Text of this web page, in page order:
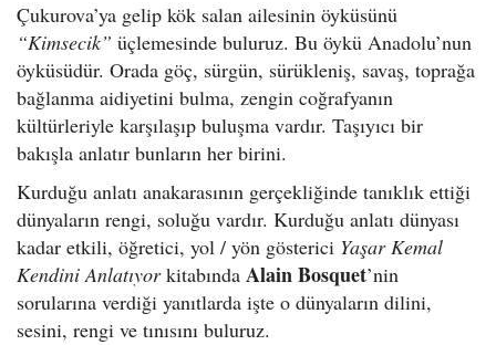
Çukurova’ya gelip kök salan ailesinin öyküsünü
“Kimsecik” üçlemesinde buluruz. Bu öykü Anadolu’nun
öyküsüdür. Orada göç, sürgün, sürükleniş, savaş, toprağa
bağlanma aidiyetini bulma, zengin coğrafyanın
kültürleriyle karşılaşıp buluşma vardır. Taşıyıcı bir
bakışla anlatır bunların her birini.
Kurduğu anlatı anakarasının gerçekliğinde tanıklık ettiği
dünyaların rengi, soluğu vardır. Kurduğu anlatı dünyası
kadar etkili, öğretici, yol / yön gösterici Yaşar Kemal
Kendini Anlatıyorkitabında Alain Bosquet’nin
sorularına verdiği yanıtlarda işte o dünyaların dilini,
sesini, rengi ve tınısını buluruz.